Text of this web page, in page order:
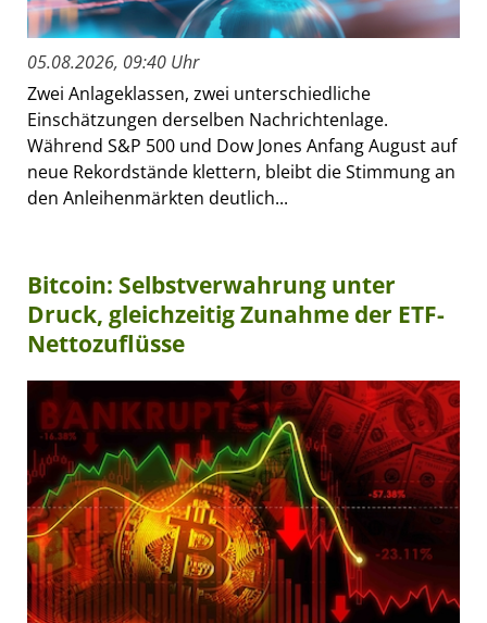
05.08.2026, 09:40 Uhr
Zwei Anlageklassen, zwei unterschiedliche
Einschätzungen derselben Nachrichtenlage.
Während S&P 500 und Dow Jones Anfang August auf
neue Rekordstände klettern, bleibt die Stimmung an
den Anleihenmärkten deutlich...
Bitcoin: Selbstverwahrung unter
Druck, gleichzeitig Zunahme der ETF-
Nettozuflüsse